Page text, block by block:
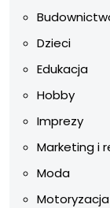
Dzieci
Edukacja
Hobby
Imprezy
Marketing i
Moda
Motoryzacja